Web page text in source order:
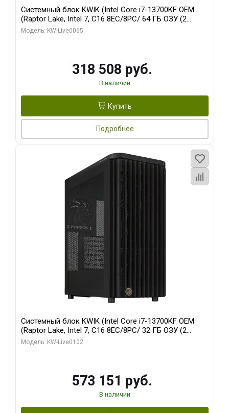
Системный блок KWIK (Intel Core i7-13700KF OEM
(Raptor Lake, Intel 7, C16 8EC/8PC/ 64 ГБ ОЗУ (2
модуля)/ ASUS RTX5080 PROART OC 16GB GDDR7
Модель: KW-Live0065
318 508 руб.
В наличии
Купить
Подробнее
Системный блок KWIK (Intel Core i7-13700KF OEM
(Raptor Lake, Intel 7, C16 8EC/8PC/ 32 ГБ ОЗУ (2
модуля)/ Afox RTX4090 24GB GDDR6X 384-Bit 3xDP
Модель: KW-Live0102
573 151 руб.
В наличии